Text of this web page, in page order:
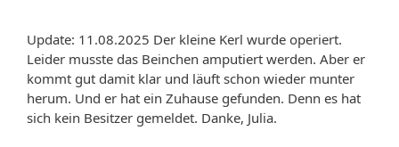
Update: 11.08.2025 Der kleine Kerl wurde operiert.
Leider musste das Beinchen amputiert werden. Aber er
kommt gut damit klar und läuft schon wieder munter
herum. Und er hat ein Zuhause gefunden. Denn es hat
sich kein Besitzer gemeldet. Danke, Julia.